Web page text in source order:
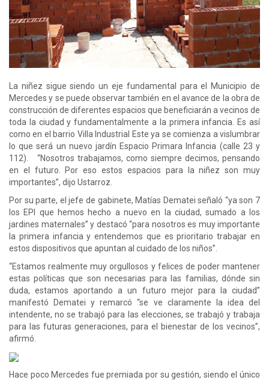
La niñez sigue siendo un eje fundamental para el Municipio de
Mercedes y se puede observar también en el avance de la obra de
construcción de diferentes espacios que beneficiarán a vecinos de
toda la ciudad y fundamentalmente a la primera infancia. Es así
como en el barrio Villa Industrial Este ya se comienza a vislumbrar
lo que será un nuevo jardín Espacio Primara Infancia (calle 23 y
112). “Nosotros trabajamos, como siempre decimos, pensando
en el futuro. Por eso estos espacios para la niñez son muy
importantes”, dijo Ustarroz.
Por su parte, el jefe de gabinete, Matías Dematei señaló “ya son 7
los EPI que hemos hecho a nuevo en la ciudad, sumado a los
jardines maternales” y destacó “para nosotros es muy importante
la primera infancia y entendemos que es prioritario trabajar en
estos dispositivos que apuntan al cuidado de los niños”.
“Estamos realmente muy orgullosos y felices de poder mantener
estas políticas que son necesarias para las familias, dónde sin
duda, estamos aportando a un futuro mejor para la ciudad”
manifestó Dematei y remarcó “se ve claramente la idea del
intendente, no se trabajó para las elecciones, se trabajó y trabaja
para las futuras generaciones, para el bienestar de los vecinos”,
afirmó.
Hace poco Mercedes fue premiada por su gestión, siendo el único